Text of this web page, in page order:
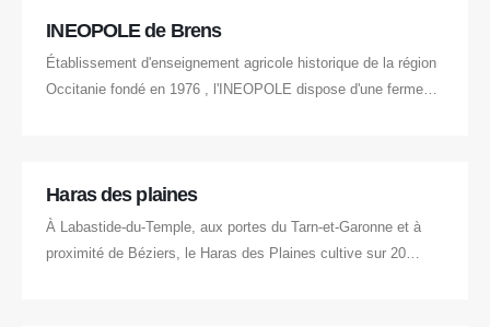
INEOPOLE de Brens
Établissement d'enseignement agricole historique de la région
Occitanie fondé en 1976 , l'INEOPOLE dispose d'une ferme
Haras des plaines
À Labastide-du-Temple, aux portes du Tarn-et-Garonne et à
proximité de Béziers, le Haras des Plaines cultive sur 20